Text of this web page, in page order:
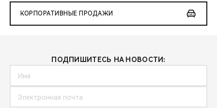
КОРПОРАТИВНЫЕ ПРОДАЖИ
ПОДПИШИТЕСЬ НА НОВОСТИ: